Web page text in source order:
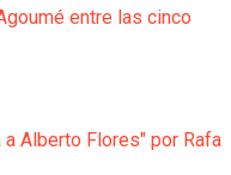
entre las cinco
a Alberto Flores" por Rafa